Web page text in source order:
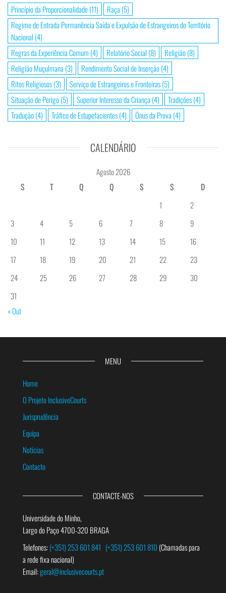
Princípio da Proporcionalidade(11) Raça (5)
Regime de Entrada Permanência Saída e Expulsão de Estrangeiros do Território
Nacional (4)
Regras da Experiência Comum (4) Relatório Social (8) Religião(8)
Religião Muçulmana (3) Rendimento Social de Inserção(4)
Ritos Religiosos(3) Serviço de Estrangeiros e Fronteiras(5)
Situação de Perigo(5) Superior Interesse da Criança (4) Tradições(4)
Tradução(4) Tráfico de Estupefacientes(4) Ónus da Prova (4)
CALENDÁRIO
Agosto 2026
S
T Q Q S S
D
1
2
3
4 5 6 7 8
9
10
11 12 13 14 15
16
17
18 19 20 21 22
23
24
25 26 27 28 29
30
31
« Out
MENU
Home
O Projeto InclusiveCourts
Jurisprudência
Equipa
Notícias
Contacto
CONTACTE-NOS
Universidade do Minho,
Largo do Paço 4700-320 BRAGA
Telefones:(+351) 253 601 841 (+351) 253 601 810 (Chamadas para
a rede fixa nacional)
Email:geral@inclusivecourts.pt